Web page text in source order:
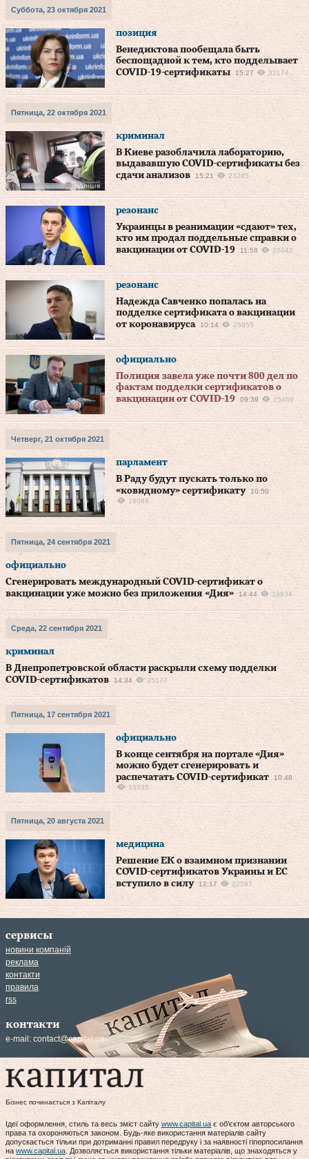
Суббота, 23 октября 2021
позиция
Венедиктова пообещала быть
беспощадной к тем, кто подделывает
COVID-19-сертификаты
15:27 32174
Пятница, 22 октября 2021
криминал
В Киеве разоблачила лабораторию,
выдававшую COVID-сертификаты без
сдачи анализов
15:21 23245
резонанс
Украинцы в реанимации «сдают» тех,
кто им продал поддельные справки о
вакцинации от COVID-19
11:58 20042
резонанс
Надежда Савченко попалась на
подделке сертификата о вакцинации
от коронавируса
10:14 25955
официально
Полиция завела уже почти 800 дел по
фактам подделки сертификатов о
вакцинации от COVID-19
09:39 25469
Четверг, 21 октября 2021
парламент
В Раду будут пускать только по
«ковидному» сертификату
10:50
18089
Пятница, 24 сентября 2021
официально
Сгенерировать международный COVID-сертификат о
вакцинации уже можно без приложения «Дия»
14:44 19934
Среда, 22 сентября 2021
криминал
В Днепропетровской области раскрыли схему подделки
COVID-сертификатов
14:34 25177
Пятница, 17 сентября 2021
официально
В конце сентября на портале «Дия»
можно будет сгенерировать и
распечатать COVID-сертификат
10:48
18535
Пятница, 20 августа 2021
медицина
Решение ЕК о взаимном признании
COVID-сертификатов Украины и ЕС
вступило в силу
12:17 22597
сервисы
новини компаній
реклама
контакти
правила
rss
контакти
e-mail: contact@capital.ua
Бізнес починається з Капіталу
Ідеї оформлення, стиль та весь зміст сайту www.capital.ua є об'єктом авторського
права та охороняються законом. Будь-яке використання матеріалів сайту
допускається тільки при дотриманні правил передруку і за наявності гіперпосилання
на www.capital.ua . Дозволяється використання тільки матеріалів, що знаходяться у